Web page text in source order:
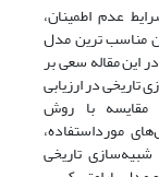
عدم اطمینان،
مناسب ترین مدل
مقاله سعی بر
در ارزیابی
مقایسه با روش
مورداستفاده،
شبیه‌سازی تاریخی